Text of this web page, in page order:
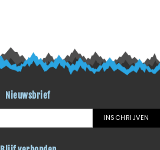
Nieuwsbrief
INSCHRIJVEN